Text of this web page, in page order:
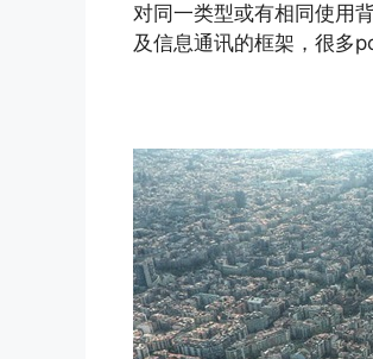
对同一类型或有相同使用
及信息通讯的框架，很多